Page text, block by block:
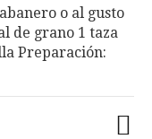
o al gusto
de grano 1 taza
Preparación: